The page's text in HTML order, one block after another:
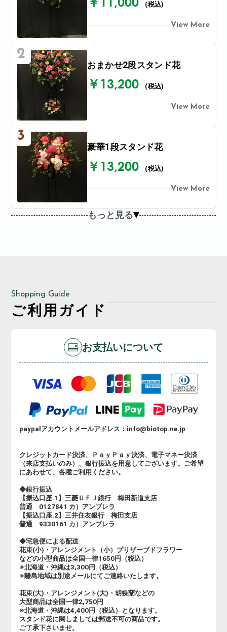
(税込)
View More
2
おまかせ2段スタンド花
￥13,200 (税込)
View More
3
豪華1段スタンド花
￥13,200 (税込)
View More
もっと見る
Shopping Guide
ご利用ガイド
お支払いについて
paypalアカウントメールアドレス：info@biotop.ne.jp
クレジットカード決済、ＰａｙＰａｙ決済、電子マネー決済
（来店支払いのみ）、銀行振込を用意してございます。ご希望
にあわせて、各種ご利用ください。
◆銀行振込
【振込口座.1】三菱ＵＦＪ銀行 梅田新道支店
普通 0127841 カ）アンブレラ
【振込口座.2】三井住友銀行 梅田支店
普通 9330161 カ）アンブレラ
◆宅急便による配送
花束(小)・アレンジメント（小）プリザーブドフラワー
などの小型商品は全国一律1650円（税込）
※北海道・沖縄は3,300円（税込）
※離島地域は別途メールにてご連絡いたします。
花束(大)・アレンジメント(大)・胡蝶蘭などの
大型商品は全国一律2,750円
※北海道・沖縄は4,400円（税込）となります。
スタンド花に関しましては郵送不可の商品です。
ご了承下さいませ。